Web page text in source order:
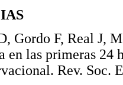
Gordo F, Real J,
en las primeras 24
Rev.